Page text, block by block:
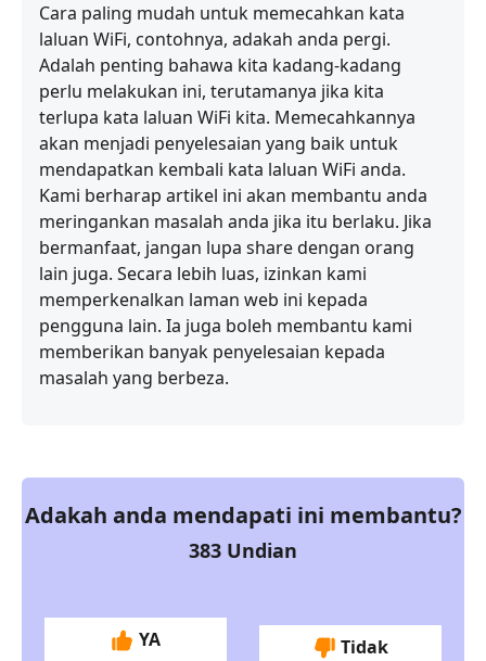
Cara paling mudah untuk memecahkan kata
laluan WiFi, contohnya, adakah anda pergi.
Adalah penting bahawa kita kadang-kadang
perlu melakukan ini, terutamanya jika kita
terlupa kata laluan WiFi kita. Memecahkannya
akan menjadi penyelesaian yang baik untuk
mendapatkan kembali kata laluan WiFi anda.
Kami berharap artikel ini akan membantu anda
meringankan masalah anda jika itu berlaku. Jika
bermanfaat, jangan lupa share dengan orang
lain juga. Secara lebih luas, izinkan kami
memperkenalkan laman web ini kepada
pengguna lain. Ia juga boleh membantu kami
memberikan banyak penyelesaian kepada
masalah yang berbeza.
Adakah anda mendapati ini membantu?
383 Undian
YA Tidak